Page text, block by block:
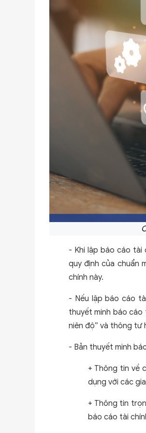
- Khi lập báo cáo tài
quy định của chuẩn
chính này.
- Nếu lập báo cáo
thuyết minh báo cáo
niên độ” và thông tư
- Bản thuyết minh
+ Thông tin về
dụng với các
+ Thông tin
báo cáo tài